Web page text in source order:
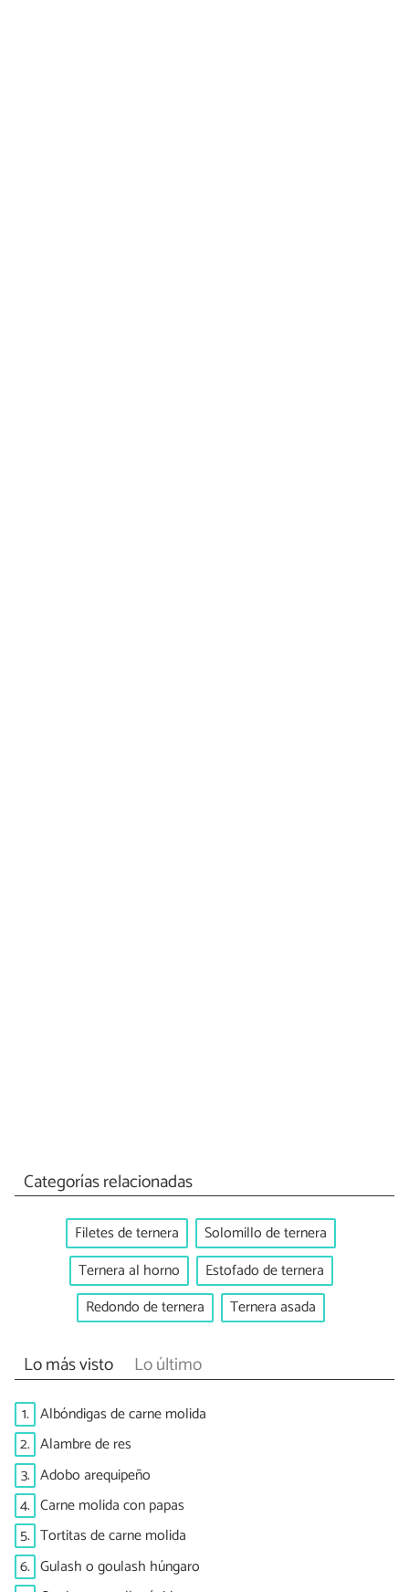
Categorías relacionadas
Filetes de ternera
Solomillo de ternera
Ternera al horno
Estofado de ternera
Redondo de ternera
Ternera asada
Lo más visto Lo último
1. Albóndigas de carne molida
2. Alambre de res
3. Adobo arequipeño
4. Carne molida con papas
5. Tortitas de carne molida
6. Gulash o goulash húngaro